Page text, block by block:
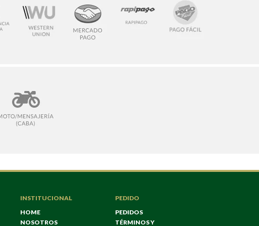
INSTITUCIONAL
HOME
NOSOTROS
PEDIDO
PEDIDOS
TÉRMINOS Y